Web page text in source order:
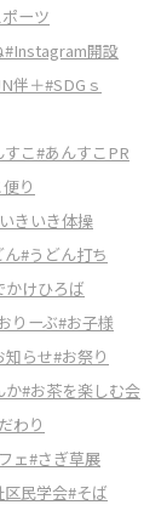
ーツ
#Instagram開設
伴＋#SDGｓ
こ#あんすこPR
り
きいき体操
ん#うどん打ち
かけひろば
りーぶ#お子様
知らせ#お祭り
か#お茶を楽しむ会
わり
ェ#さぎ草展
民学会#そば